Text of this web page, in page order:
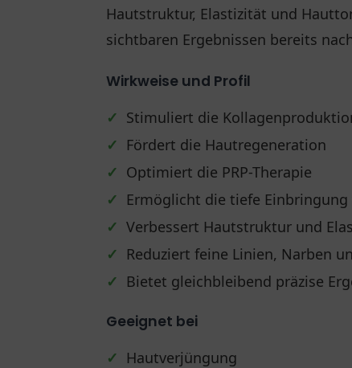
Hautstruktur, Elastizität und
sichtbaren Ergebnissen bereits
Wirkweise und Profil
✓ Stimuliert die
✓ Fördert die Hautregeneration
✓ Optimiert die PRP-Therapie
✓ Ermöglicht die tiefe
✓ Verbessert Hautstruktur und
✓ Reduziert feine Linien, Narben
✓ Bietet gleichbleibend präzise
Geeignet bei
✓ Hautverjüngung